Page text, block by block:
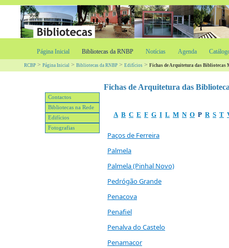
Página Inicial Bibliotecas da RNBP Notícias Agenda
RCBP > Página Inicial > Bibliotecas da RNBP > Edifícios > Fichas de Arquitetura das Bibliotecas
Contactos
Bibliotecas na Rede
Edifícios
Fotografias
Fichas de Arquitetura das
A B C E F G I L M N O P R S T
Paços de Ferreira
Palmela
Palmela (Pinhal Novo)
Pedrógão Grande
Penacova
Penafiel
Penalva do Castelo
Penamacor